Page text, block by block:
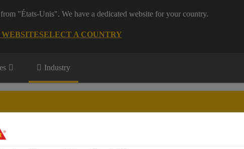
"États-Unis". We have a dedicated website for your country.
SELECT A COUNTRY
Industry